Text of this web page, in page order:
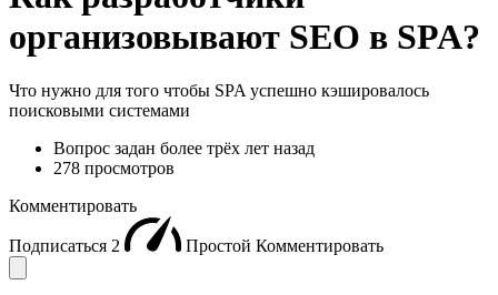
организовывают SEO в SPA?
Что нужно для того чтобы SPA успешно кэшировалось
поисковыми системами
Вопрос задан более трёх лет назад
278 просмотров
Комментировать
Подписаться 2 Простой Комментировать